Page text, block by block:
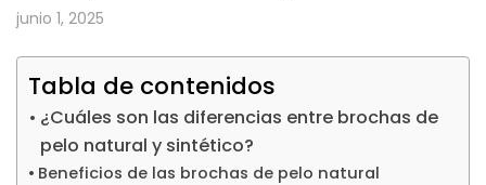
junio 1, 2025
Tabla de contenidos
¿Cuáles son las diferencias entre brochas de
pelo natural y sintético?
Beneficios de las brochas de pelo natural